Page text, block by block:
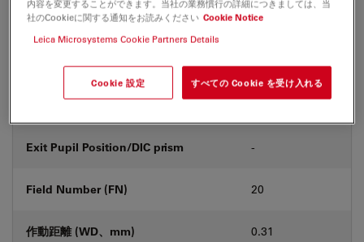
製品番号 11556066
補正環 (CORR) -
カバーガラス
Exit Pupil Position/DIC prism -
Field Number (FN) 20
作動距離 (WD、mm) 0.31
内容を変更することができます。当社の業務慣行の詳細につきましては、当
社のCookieに関する通知をお読みください Cookie Notice
Leica Microsystems Cookie Partners Details
Cookie 設定 すべての Cookie を受け入れる